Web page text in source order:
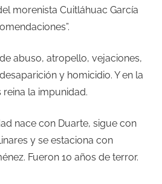
morenista Cuitláhuac García
abuso, atropello, vejaciones,
y homicidio. Y en la
la impunidad.
nace con Duarte, sigue con
y se estaciona con
Fueron 10 años de terror.